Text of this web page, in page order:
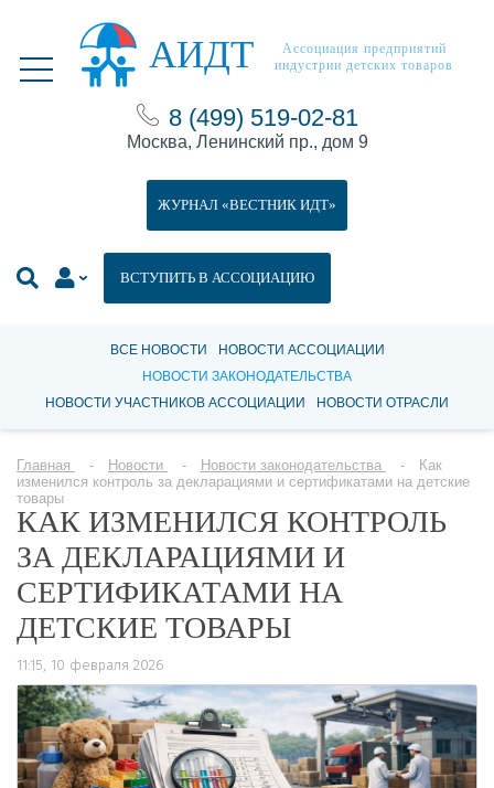
АИДТ
Ассоциация предприятий
индустрии детских товаров
8 (499) 519-02-81
Москва, Ленинский пр., дом 9
ВСТУПИТЬ В АССОЦИАЦИЮ
ЖУРНАЛ «ВЕСТНИК ИДТ»
ВСЕ НОВОСТИ
НОВОСТИ АССОЦИАЦИИ
НОВОСТИ ЗАКОНОДАТЕЛЬСТВА
НОВОСТИ УЧАСТНИКОВ АССОЦИАЦИИ
НОВОСТИ ОТРАСЛИ
Главная Новости Новости законодательства
Как
изменился контроль за декларациями и сертификатами на детские
товары
КАК ИЗМЕНИЛСЯ КОНТРОЛЬ
ЗА ДЕКЛАРАЦИЯМИ И
СЕРТИФИКАТАМИ НА
ДЕТСКИЕ ТОВАРЫ
11:15, 10 февраля 2026